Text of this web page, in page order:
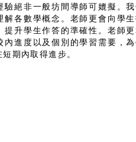
驗絕非一般坊間導師可媲擬。
解各數學概念。老師更會向學
提升學生作答的準確性。老師
內進度以及個別的學習需要，
期內取得進步。